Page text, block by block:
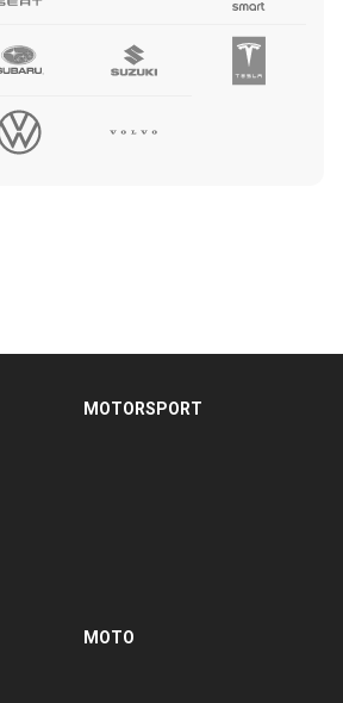
MOTORSPORT
MOTO